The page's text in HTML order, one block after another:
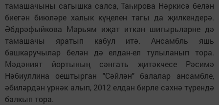
тамашачыны сагышка салса, Таһирова Нәркисә белән
биегән биюләре халык күңелен тагы да җилкендерә.
Әбдрәфыйкова Мәрьям иҗат иткән шигырьләрне дә
тамашачы яратып кабул итә. Ансамбль яшь
башкаручылар белән дә елдан-ел тулыланып тора.
Мәдәният йортының сәнгать җитәкчесе Рәсимә
Нәбиуллина оештырган "Сәйлән" балалар ансамбле,
әбиләрдән үрнәк алып, 2012 елдан бирле сәхнә түрендә
балкып тора.